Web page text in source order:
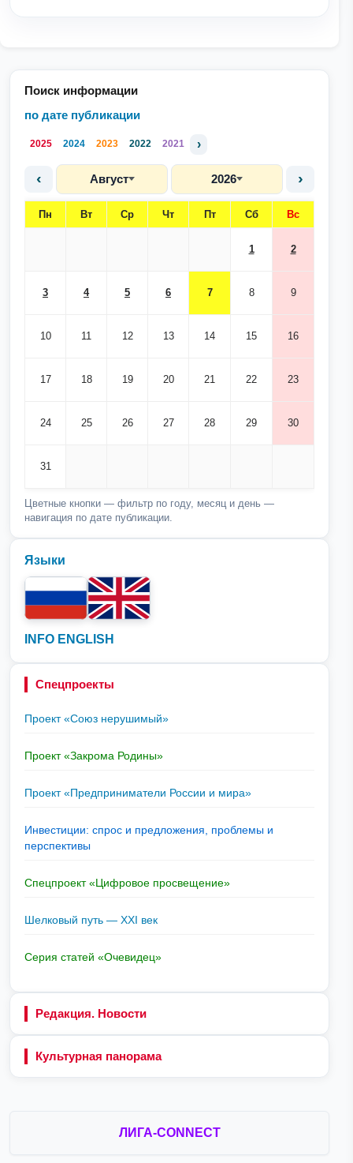
Поиск информации
по дате публикации
2025 2024 2023 2022 2021 ›
‹ Август 2026 ›
Пн Вт Ср Чт Пт Сб Вс
1 2
3 4 5 6 7 8 9
10 11 12 13 14 15 16
17 18 19 20 21 22 23
24 25 26 27 28 29 30
31
Цветные кнопки — фильтр по году, месяц и день —
навигация по дате публикации.
Языки
INFO ENGLISH
Спецпроекты
Проект «Союз нерушимый»
Проект «Закрома Родины»
Проект «Предприниматели России и мира»
Инвестиции: спрос и предложения, проблемы и
перспективы
Спецпроект «Цифровое просвещение»
Шелковый путь — XXI век
Серия статей «Очевидец»
Редакция. Новости
Культурная панорама
ЛИГА-CONNECT